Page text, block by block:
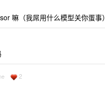
嘛（我屌用什么模型关你蛋事）
2